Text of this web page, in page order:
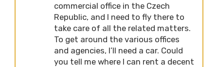
commercial office in the Czech
Republic, and I need to fly there to
take care of all the related matters.
To get around the various offices
and agencies, I’ll need a car. Could
you tell me where I can rent a decent